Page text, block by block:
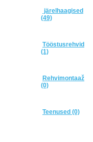
järelhaagised
(49)
Tööstusrehvid
(1)
Rehvimontaaž
(0)
Teenused (0)